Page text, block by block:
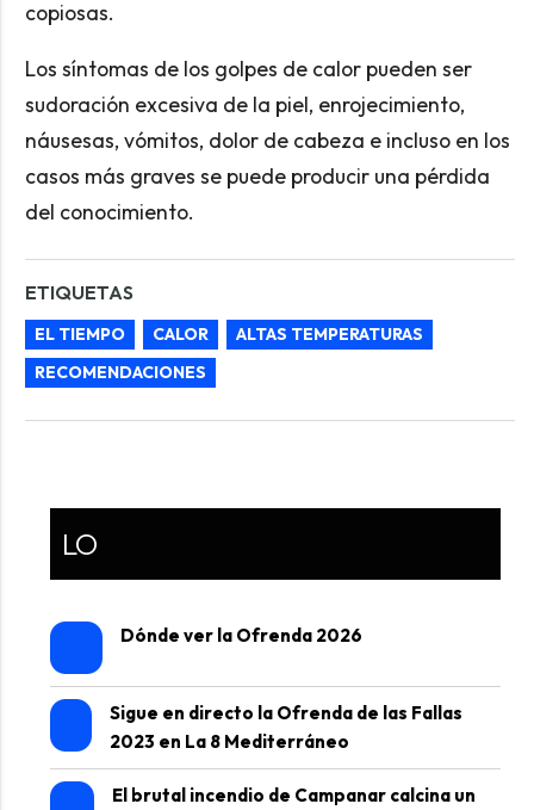
copiosas.
Los síntomas de los golpes de calor pueden ser
sudoración excesiva de la piel, enrojecimiento,
náusesas, vómitos, dolor de cabeza e incluso en los
casos más graves se puede producir una pérdida
del conocimiento.
ETIQUETAS
EL TIEMPO CALOR
ALTAS TEMPERATURAS
RECOMENDACIONES
LO
Dónde ver la Ofrenda 2026
Sigue en directo la Ofrenda de las Fallas
2023 en La 8 Mediterráneo
El brutal incendio de Campanar calcina un